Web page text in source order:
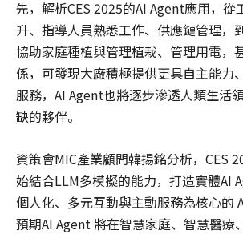
先，解析CES 2025的AI Agent應用，從
升、指導人員熟悉工作、供應鏈管理，
協助家庭種植與管理植栽、管理用電，
係，可發現大廠積極提供更具自主能力
服務，AI Agent也將逐步滲透人類生活
缺的夥伴。
資策會MIC產業顧問韓揚銘分析，CES
始結合LLM多模擬的能力，打造實體AI
個人化、多元互動與主動服務為核心的
預期AI Agent 將在智慧家庭、智慧醫療